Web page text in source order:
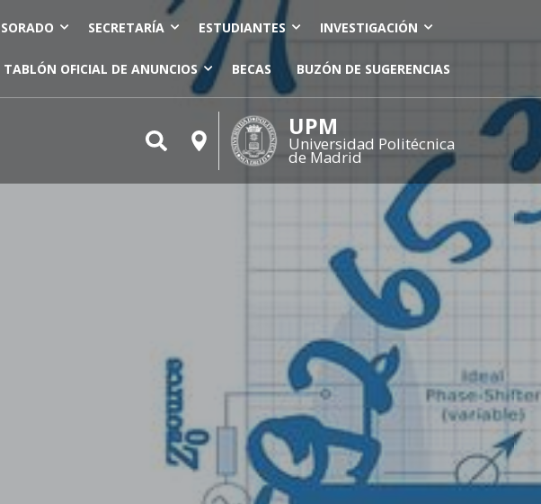
SECRETARÍA ESTUDIANTES INVESTIGACIÓN
TABLÓN OFICIAL DE ANUNCIOS BECAS BUZÓN DE SUGERENCIAS
UPM
Universidad Politécnica
de Madrid